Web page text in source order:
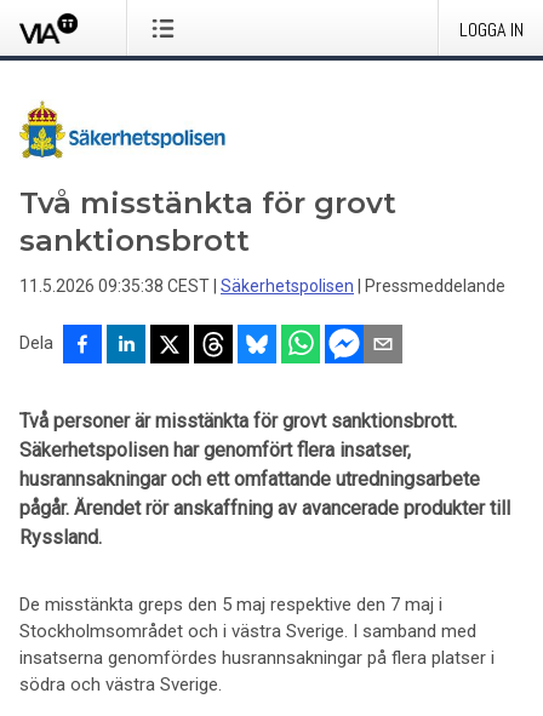
LOGGA IN
Två misstänkta för grovt
sanktionsbrott
11.5.2026 09:35:38 CEST Säkerhetspolisen Pressmeddelande
Dela
Två personer är misstänkta för grovt sanktionsbrott.
Säkerhetspolisen har genomfört flera insatser,
husrannsakningar och ett omfattande utredningsarbete
pågår. Ärendet rör anskaffning av avancerade produkter till
Ryssland.
De misstänkta greps den 5 maj respektive den 7 maj i
Stockholmsområdet och i västra Sverige. I samband med
insatserna genomfördes husrannsakningar på flera platser i
södra och västra Sverige.